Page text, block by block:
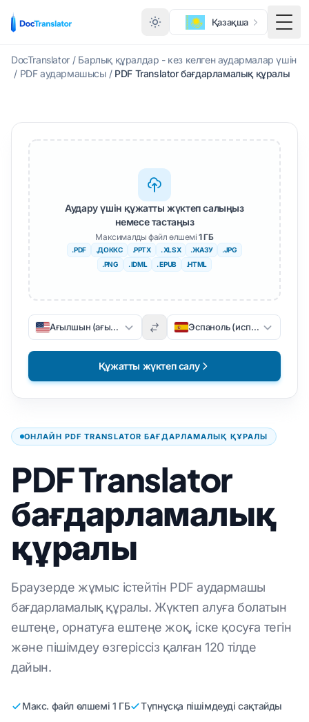
Қазақша
DocTranslator / Барлық құралдар - кез келген аудармалар үшін
/ PDF аудармашысы / PDF Translator бағдарламалық құралы
ОНЛАЙН PDF TRANSLATOR БАҒДАРЛАМАЛЫҚ ҚҰРАЛЫ
PDF Translator
бағдарламалық
құралы
Браузерде жұмыс істейтін PDF аудармашы
бағдарламалық құралы. Жүктеп алуға болатын
ештеңе, орнатуға ештеңе жоқ, іске қосуға тегін
және пішімдеу өзгеріссіз қалған 120 тілде
дайын.
Макс. файл өлшемі 1 ГБ Түпнұсқа пішімдеуді сақтайды
Аудару үшін құжатты жүктеп салыңыз
немесе тастаңыз
Максималды файл өлшемі1 ГБ
.PDF .ДОККС .PPTX . XLSX .ЖАЗУ
.JPG
.PNG
. IDML . EPUB .HTML
Ағылшын (ағылшын) Эспаноль (испан)
Құжатты жүктеп салу